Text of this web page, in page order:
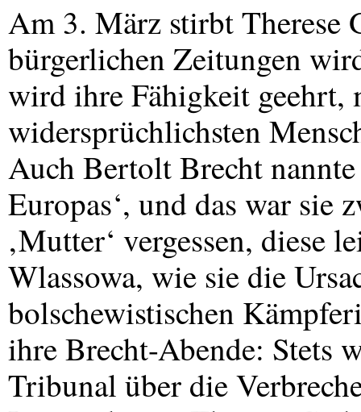
Am 3. März stirbt Therese
bürgerlichen Zeitungen
wird ihre Fähigkeit
widersprüchlichsten
Auch Bertolt Brecht
Europas‘, und das war sie
‚Mutter‘ vergessen, diese
Wlassowa, wie sie die
bolschewistischen
ihre Brecht-Abende: Stets
Tribunal über die